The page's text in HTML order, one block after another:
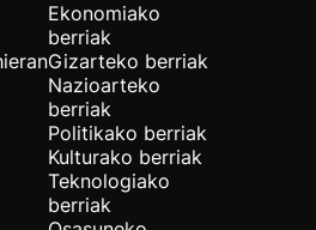
Ekonomiako
berriak
Gizarteko berriak
Nazioarteko
berriak
Politikako berriak
Kulturako berriak
Teknologiako
berriak